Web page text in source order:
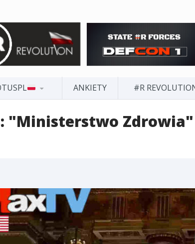
ANKIETY #R
"Ministerstwo Zdrowia"